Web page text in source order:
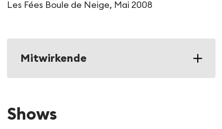
Les Fées Boule de Neige, Mai 2008
Mitwirkende
Shows